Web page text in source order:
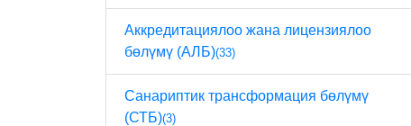
Аккредитациялоо жана лицензиялоо
бөлүмү (АЛБ)(33)
Санариптик трансформация бөлүмү
(СТБ)(3)